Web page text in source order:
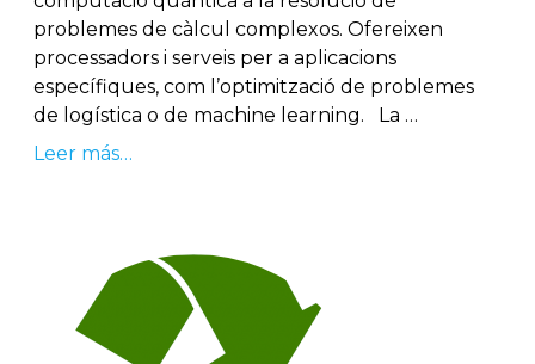
problemes de càlcul complexos. Ofereixen
processadors i serveis per a aplicacions
específiques, com l’optimització de problemes
de logística o de machine learning. La …
Leer más…